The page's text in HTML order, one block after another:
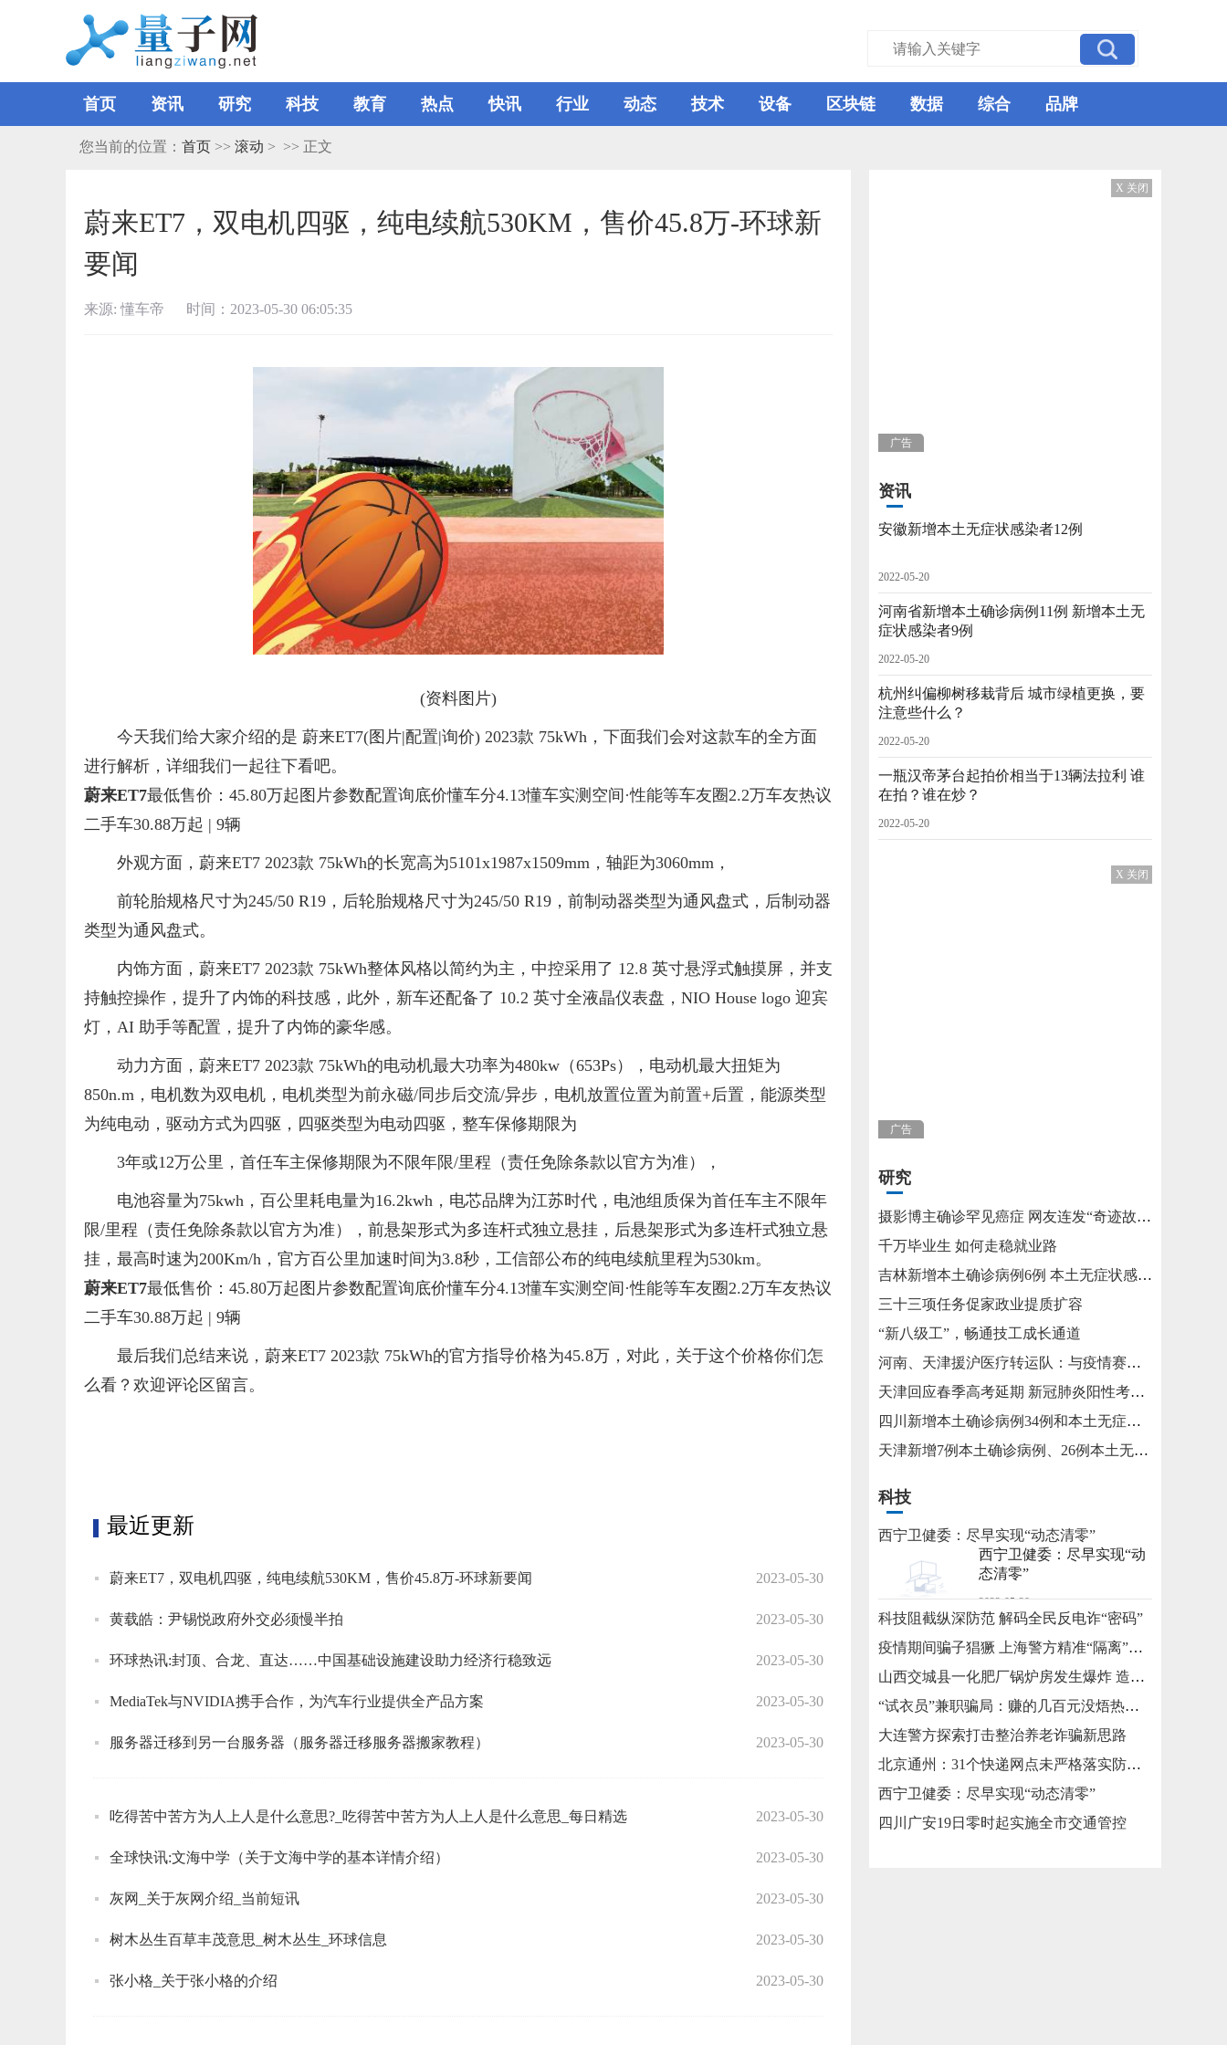
首页 资讯 研究 科技 教育 热点 快讯 行业 动态 技术 设备 区块链 数据 综合 品牌
您当前的位置： 首页 >> 滚动 > >> 正文
蔚来ET7，双电机四驱，纯电续航530KM，售价45.8万-环球新
要闻
来源: 懂车帝 时间：2023-05-30 06:05:35
(资料图片)
今天我们给大家介绍的是 蔚来ET7(图片|配置|询价) 2023款 75kWh，下面我们会对这款车的全方面
进行解析，详细我们一起往下看吧。
蔚来ET7最低售价：45.80万起图片参数配置询底价懂车分4.13懂车实测空间·性能等车友圈2.2万车友热议
二手车30.88万起 | 9辆
外观方面，蔚来ET7 2023款 75kWh的长宽高为5101x1987x1509mm，轴距为3060mm，
前轮胎规格尺寸为245/50 R19，后轮胎规格尺寸为245/50 R19，前制动器类型为通风盘式，后制动器
类型为通风盘式。
内饰方面，蔚来ET7 2023款 75kWh整体风格以简约为主，中控采用了 12.8 英寸悬浮式触摸屏，并支
持触控操作，提升了内饰的科技感，此外，新车还配备了 10.2 英寸全液晶仪表盘，NIO House logo 迎宾
灯，AI 助手等配置，提升了内饰的豪华感。
动力方面，蔚来ET7 2023款 75kWh的电动机最大功率为480kw（653Ps），电动机最大扭矩为
850n.m，电机数为双电机，电机类型为前永磁/同步后交流/异步，电机放置位置为前置+后置，能源类型
为纯电动，驱动方式为四驱，四驱类型为电动四驱，整车保修期限为
3年或12万公里，首任车主保修期限为不限年限/里程（责任免除条款以官方为准），
电池容量为75kwh，百公里耗电量为16.2kwh，电芯品牌为江苏时代，电池组质保为首任车主不限年
限/里程（责任免除条款以官方为准），前悬架形式为多连杆式独立悬挂，后悬架形式为多连杆式独立悬
挂，最高时速为200Km/h，官方百公里加速时间为3.8秒，工信部公布的纯电续航里程为530km。
蔚来ET7最低售价：45.80万起图片参数配置询底价懂车分4.13懂车实测空间·性能等车友圈2.2万车友热议
二手车30.88万起 | 9辆
最后我们总结来说，蔚来ET7 2023款 75kWh的官方指导价格为45.8万，对此，关于这个价格你们怎
么看？欢迎评论区留言。
最近更新
蔚来ET7，双电机四驱，纯电续航530KM，售价45.8万-环球新要闻 2023-05-30
黄载皓：尹锡悦政府外交必须慢半拍 2023-05-30
环球热讯:封顶、合龙、直达……中国基础设施建设助力经济行稳致远 2023-05-30
MediaTek与NVIDIA携手合作，为汽车行业提供全产品方案 2023-05-30
服务器迁移到另一台服务器（服务器迁移服务器搬家教程） 2023-05-30
吃得苦中苦方为人上人是什么意思?_吃得苦中苦方为人上人是什么意思_每日精选 2023-05-30
全球快讯:文海中学（关于文海中学的基本详情介绍） 2023-05-30
灰网_关于灰网介绍_当前短讯 2023-05-30
树木丛生百草丰茂意思_树木丛生_环球信息 2023-05-30
张小格_关于张小格的介绍 2023-05-30
广告
X 关闭
资讯
安徽新增本土无症状感染者12例
2022-05-20
河南省新增本土确诊病例11例 新增本土无
症状感染者9例
2022-05-20
杭州纠偏柳树移栽背后 城市绿植更换，要
注意些什么？
2022-05-20
一瓶汉帝茅台起拍价相当于13辆法拉利 谁
在拍？谁在炒？
2022-05-20
广告
X 关闭
研究
摄影博主确诊罕见癌症 网友连发“奇迹故事”不允许他躺平
千万毕业生 如何走稳就业路
吉林新增本土确诊病例6例 本土无症状感染者15例
三十三项任务促家政业提质扩容
“新八级工”，畅通技工成长通道
河南、天津援沪医疗转运队：与疫情赛跑 为生命护航
天津回应春季高考延期 新冠肺炎阳性考生将在医院考试
四川新增本土确诊病例34例和本土无症状感染者115例
天津新增7例本土确诊病例、26例本土无症状感染者
科技
西宁卫健委：尽早实现“动态清零”
西宁卫健委：尽早实现“动
态清零”
2022-05-20
科技阻截纵深防范 解码全民反电诈“密码”
疫情期间骗子猖獗 上海警方精准“隔离”涉疫类诈骗
山西交城县一化肥厂锅炉房发生爆炸 造成3死2伤
“试衣员”兼职骗局：赚的几百元没焐热就被骗走几万元
大连警方探索打击整治养老诈骗新思路
北京通州：31个快递网点未严格落实防疫措施被责令整改
西宁卫健委：尽早实现“动态清零”
四川广安19日零时起实施全市交通管控